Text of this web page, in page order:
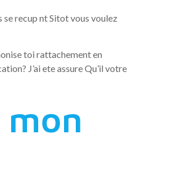
se recup nt Sitot vous voulez
toi rattachement en
J’ai ete assure Qu’il votre